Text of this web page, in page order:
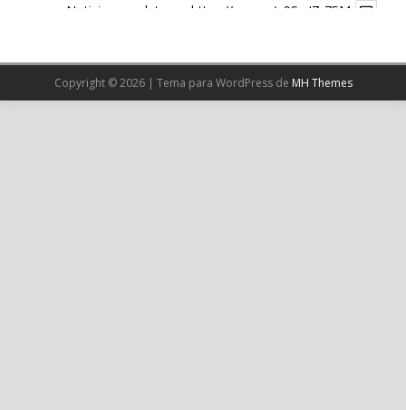
Noticia completa en: https://wp.me/p9SwIZ-75M
Cargar más
Copyright © 2026 | Tema para WordPress de MH Themes